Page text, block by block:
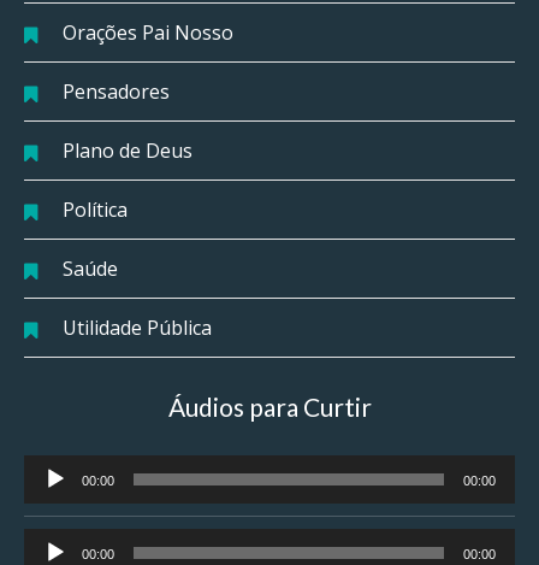
Orações Pai Nosso
Pensadores
Plano de Deus
Política
Saúde
Utilidade Pública
Áudios para Curtir
Tocador
de
áudio
00:00 00:00
Tocador 00:00 00:00